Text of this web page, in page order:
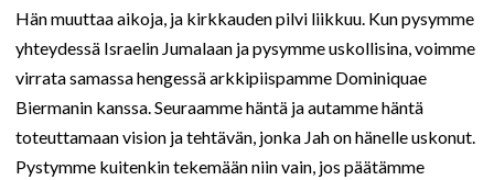
Hän muuttaa aikoja, ja kirkkauden pilvi liikkuu. Kun pysymme
yhteydessä Israelin Jumalaan ja pysymme uskollisina, voimme
virrata samassa hengessä arkkipiispamme Dominiquae
Biermanin kanssa. Seuraamme häntä ja autamme häntä
toteuttamaan vision ja tehtävän, jonka Jah on hänelle uskonut.
Pystymme kuitenkin tekemään niin vain, jos päätämme